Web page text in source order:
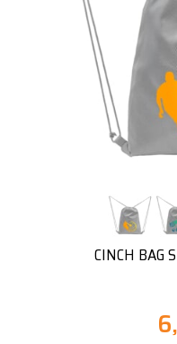
CINCH BAG